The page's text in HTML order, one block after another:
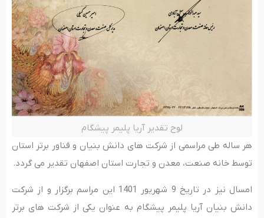
لوح تقدیر آریا پلیمر پیشگام
هر ساله طی مراسمی از شرکت های دانش بنیان و فناور برتر استان
توسط خانه صنعت، معدن و تجارت استان اصفهان تقدیر می گردد.
امسال نیز در تاریخ 9 شهریور 1401 این مراسم برگزار و از شرکت
دانش بنیان آریا پلیمر پیشگام به عنوان یکی از شرکت های برتر